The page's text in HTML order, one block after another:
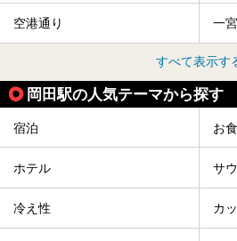
空港通り 一宮
すべて表示す
岡田駅の人気テーマから探す
宿泊 お
ホテル サ
冷え性 カ